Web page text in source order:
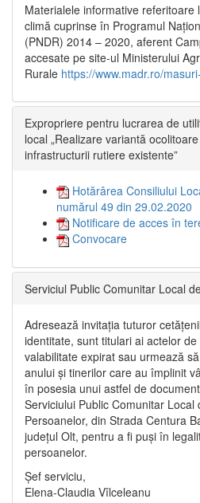
Materialele informative referitoare
climă cuprinse în Programul
(PNDR) 2014 – 2020, aferent
accesate pe site-ul Ministerului
Rurale https://www.madr.ro/
Expropriere pentru lucrarea de
local „Realizare variantă
infrastructurii rutiere existente”
Hotărârea Consiliului
numărul 49 din 29.02.2020
Notificare de acces în
Convocare
Serviciul Public Comunitar Local
Adresează invitația tuturor
identitate, sunt titulari ai actelor
valabilitate expirat sau urmează
anului și tinerilor care au împlinit
în posesia unui astfel de
Serviciului Public Comunitar Local
Persoanelor, din Strada Centura
județul Olt, pentru a fi puși în
persoanelor.
Șef serviciu,
Elena-Claudia Vîlceleanu